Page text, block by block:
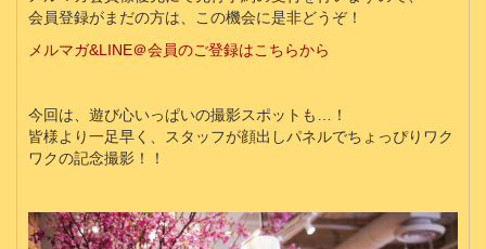
会員登録がまだの方は、この機会に是非どうぞ！
メルマガ&LINE＠会員のご登録はこちらから
今回は、遊び心いっぱいの撮影スポットも…！
皆様より一足早く、スタッフが顔出しパネルでちょっぴりワク
ワクの記念撮影！！